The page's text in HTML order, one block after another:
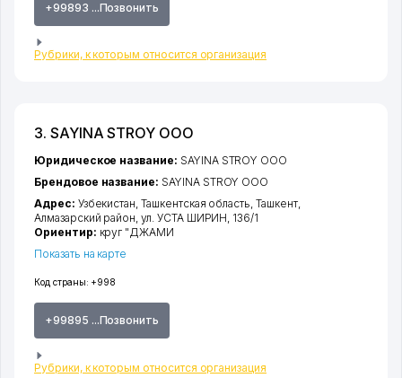
+99893 ...Позвонить
Рубрики, к которым относится организация
3. SAYINA STROY ООО
Код страны: +998
+99895 ...Позвонить
Рубрики, к которым относится организация
Юридическое название: SAYINA STROY ООО
Брендовое название: SAYINA STROY ООО
Адрес: Узбекистан,Ташкентская область,Ташкент,
Алмазарский район,ул. УСТА ШИРИН, 136/1
Ориентир: круг "ДЖАМИ
Показать на карте